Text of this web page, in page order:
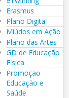
Erasmus
Plano Digital
Miúdos em Ação
Plano das Artes
GD de Educação
Física
Promoção
Educação e
Saúde